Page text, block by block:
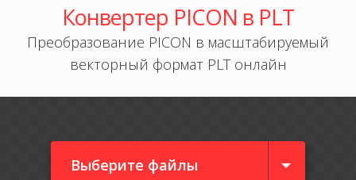
Конвертер PICON в PLT
Преобразование PICON в масштабируемый
векторный формат PLT онлайн
Выберите файлы